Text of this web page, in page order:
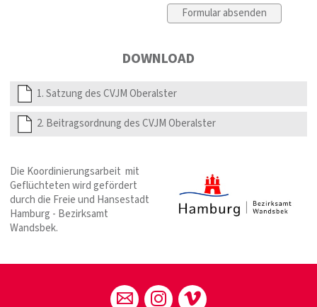
DOWNLOAD
1. Satzung des CVJM Oberalster
2. Beitragsordnung des CVJM Oberalster
Die Koordinierungsarbeit mit
Geflüchteten wird gefördert
durch die Freie und Hansestadt
Hamburg - Bezirksamt
Wandsbek.